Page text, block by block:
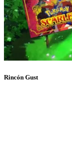
Rincón Gust